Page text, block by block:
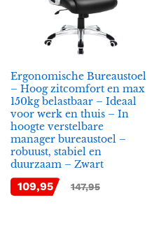
Ergonomische Bureaustoel
– Hoog zitcomfort en max
150kg belastbaar – Ideaal
voor werk en thuis – In
hoogte verstelbare
manager bureaustoel –
robuust, stabiel en
duurzaam – Zwart
109,95 147,95